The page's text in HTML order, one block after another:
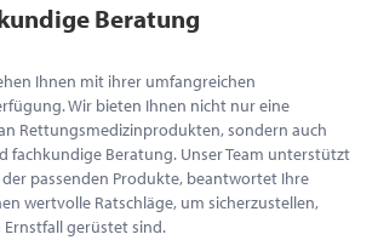
Beratung
Ihnen mit ihrer umfangreichen
Wir bieten Ihnen nicht nur eine
Rettungsmedizinprodukten, sondern auch
fachkundige Beratung. Unser Team unterstützt
passenden Produkte, beantwortet Ihre
wertvolle Ratschläge, um sicherzustellen,
gerüstet sind.